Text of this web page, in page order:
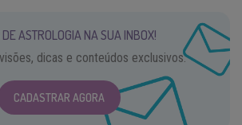
DE ASTROLOGIA NA SUA INBOX!
dicas e conteúdos exclusivos.
CADASTRAR AGORA